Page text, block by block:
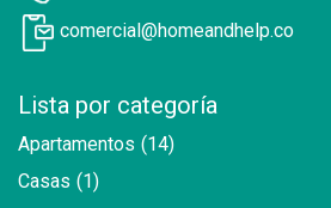
comercial@homeandhelp.co
Lista por categoría
Apartamentos (14)
Casas (1)